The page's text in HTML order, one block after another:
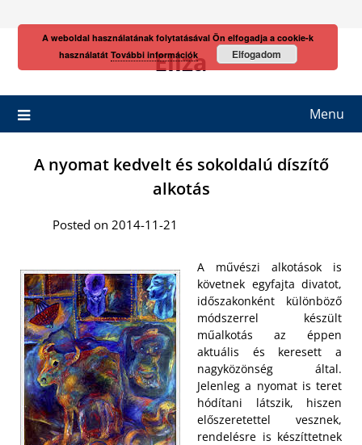
Eliza
Menu
A nyomat kedvelt és sokoldalú díszítő
alkotás
Posted on 2014-11-21
A művészi alkotások is
követnek egyfajta divatot,
időszakonként különböző
módszerrel készült
műalkotás az éppen
aktuális és keresett a
nagyközönség által.
Jelenleg a nyomat is teret
hódítani látszik, hiszen
előszeretettel vesznek,
rendelésre is készíttetnek
A weboldal használatának folytatásával Ön elfogadja a cookie-k
használatát További információk Elfogadom